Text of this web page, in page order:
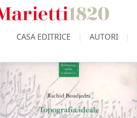
CASA EDITRICE AUTORI